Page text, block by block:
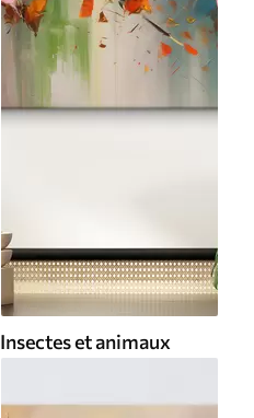
Insectes et animaux